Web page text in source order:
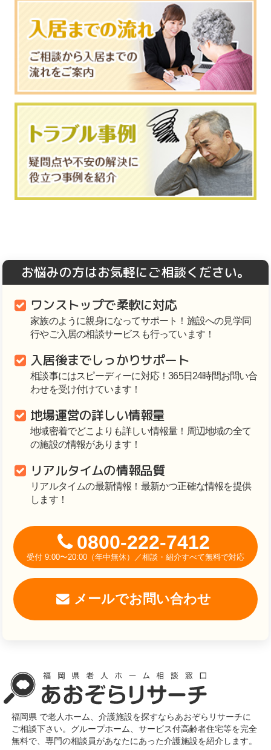
お悩みの方はお気軽にご相談ください。
ワンストップで柔軟に対応
家族のように親身になってサポート！施設への見学同
行やご入居の相談サービスも行っています！
入居後までしっかりサポート
相談事にはスピーディーに対応！365日24時間お問い合
わせを受け付けています！
地場運営の詳しい情報量
地域密着でどこよりも詳しい情報量！周辺地域の全て
の施設の情報があります！
リアルタイムの情報品質
リアルタイムの最新情報！最新かつ正確な情報を提供
します！
0800-222-7412
受付 9:00〜20:00（年中無休）／相談・紹介すべて無料で対応
メールでお問い合わせ
福岡県 で老人ホーム、介護施設を探すならあおぞらリサーチに
ご相談下さい。グループホーム、サービス付高齢者住宅等を完全
無料で、専門の相談員があなたにあった介護施設を紹介します。